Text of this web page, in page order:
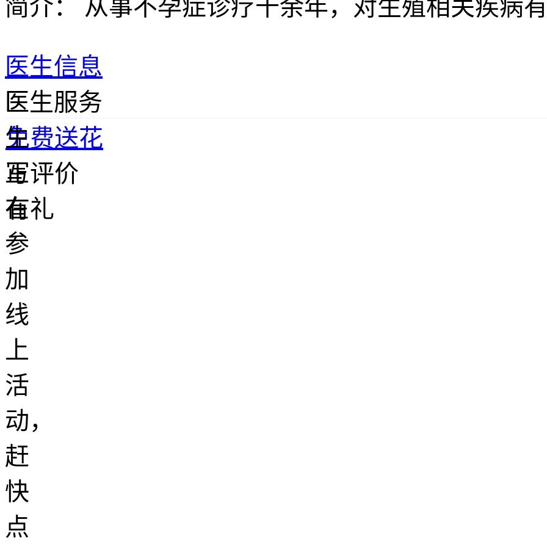
简介： 从事不孕症诊疗十余年，对生殖相关疾病
医生信息
医
生
正
在
参
加
线
上
活
动，
赶
快
点
医生服务
免费送花
写评价
有礼